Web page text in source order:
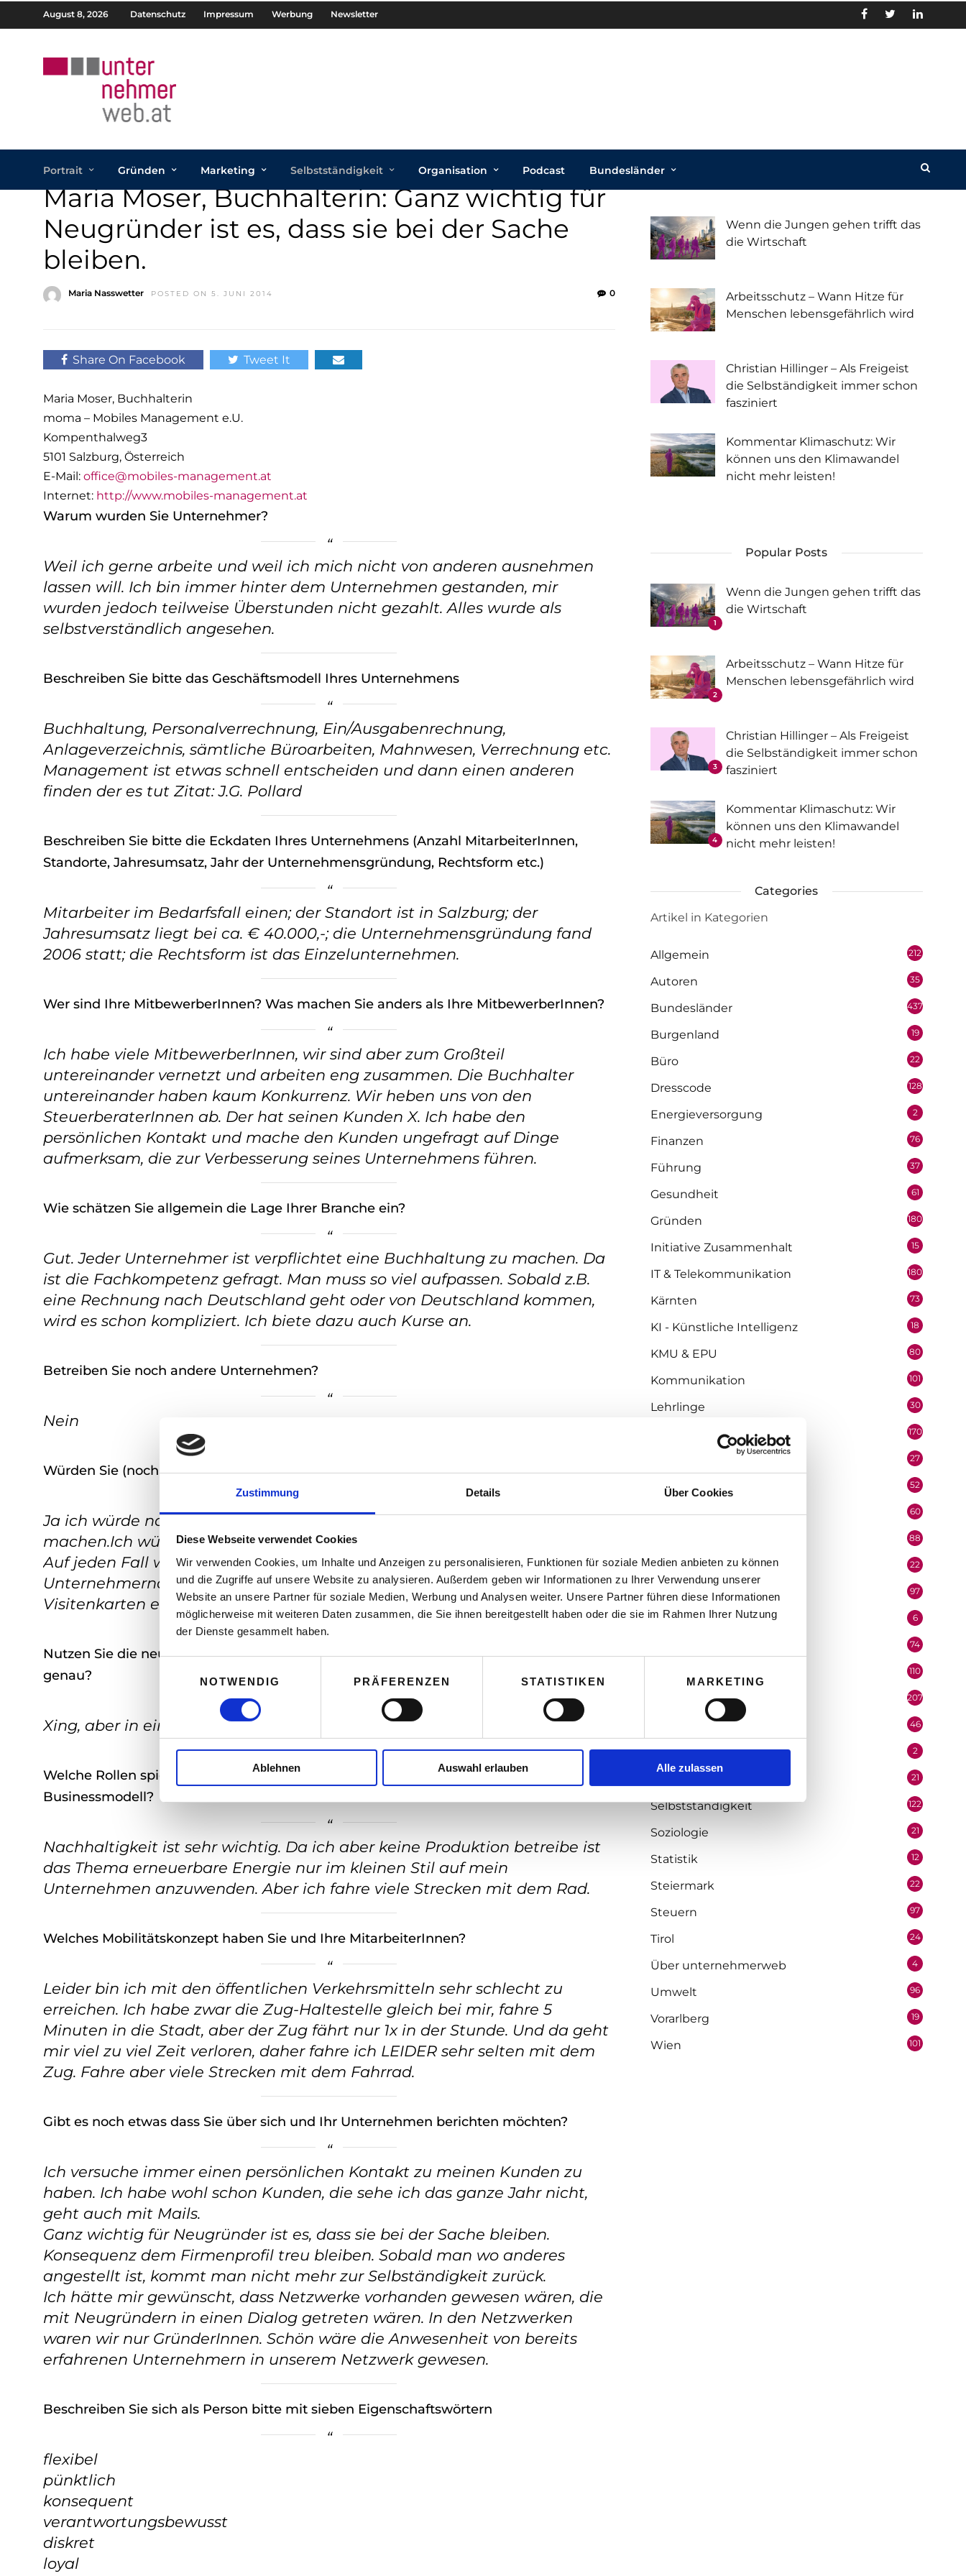
Zustimmung Details Über Cookies
Diese Webseite verwendet Cookies
Wir verwenden Cookies, um Inhalte und Anzeigen zu personalisieren, Funktionen für soziale Medien anbieten zu können
und die Zugriffe auf unsere Website zu analysieren. Außerdem geben wir Informationen zu Ihrer Verwendung unserer
Website an unsere Partner für soziale Medien, Werbung und Analysen weiter. Unsere Partner führen diese Informationen
möglicherweise mit weiteren Daten zusammen, die Sie ihnen bereitgestellt haben oder die sie im Rahmen Ihrer Nutzung
der Dienste gesammelt haben.
g
g
s
a
w
l
NOTWENDIG PRÄFERENZEN STATISTIKEN MARKETING
Ablehnen Auswahl erlauben Alle zulassen
August 8, 2026 Datenschutz Impressum Werbung Newsletter
Portrait Gründen Marketing Selbstständigkeit Organisation Podcast Bundesländer
Maria Moser, Buchhalterin: Ganz wichtig für
Neugründer ist es, dass sie bei der Sache
bleiben.
Maria Nasswetter POSTED ON 5. JUNI 2014 0
Share On Facebook Tweet It
Maria Moser, Buchhalterin
moma – Mobiles Management e.U.
Kompenthalweg3
5101 Salzburg, Österreich
E-Mail: office@mobiles-management.at
Internet: http://www.mobiles-management.at
Warum wurden Sie Unternehmer?
Weil ich gerne arbeite und weil ich mich nicht von anderen ausnehmen
lassen will. Ich bin immer hinter dem Unternehmen gestanden, mir
wurden jedoch teilweise Überstunden nicht gezahlt. Alles wurde als
selbstverständlich angesehen.
Beschreiben Sie bitte das Geschäftsmodell Ihres Unternehmens
Buchhaltung, Personalverrechnung, Ein/Ausgabenrechnung,
Anlageverzeichnis, sämtliche Büroarbeiten, Mahnwesen, Verrechnung etc.
Management ist etwas schnell entscheiden und dann einen anderen
finden der es tut Zitat: J.G. Pollard
Beschreiben Sie bitte die Eckdaten Ihres Unternehmens (Anzahl MitarbeiterInnen,
Standorte, Jahresumsatz, Jahr der Unternehmensgründung, Rechtsform etc.)
Mitarbeiter im Bedarfsfall einen; der Standort ist in Salzburg; der
Jahresumsatz liegt bei ca. € 40.000,-; die Unternehmensgründung fand
2006 statt; die Rechtsform ist das Einzelunternehmen.
Wer sind Ihre MitbewerberInnen? Was machen Sie anders als Ihre MitbewerberInnen?
Ich habe viele MitbewerberInnen, wir sind aber zum Großteil
untereinander vernetzt und arbeiten eng zusammen. Die Buchhalter
untereinander haben kaum Konkurrenz. Wir heben uns von den
SteuerberaterInnen ab. Der hat seinen Kunden X. Ich habe den
persönlichen Kontakt und mache den Kunden ungefragt auf Dinge
aufmerksam, die zur Verbesserung seines Unternehmens führen.
Wie schätzen Sie allgemein die Lage Ihrer Branche ein?
Gut. Jeder Unternehmer ist verpflichtet eine Buchhaltung zu machen. Da
ist die Fachkompetenz gefragt. Man muss so viel aufpassen. Sobald z.B.
eine Rechnung nach Deutschland geht oder von Deutschland kommen,
wird es schon kompliziert. Ich biete dazu auch Kurse an.
Betreiben Sie noch andere Unternehmen?
Nein
Würden Sie (nochmals) gründen was würden Sie anders machen?
Ja ich würde nochmals gründen. Ich würde nichts gravierend anders
machen.Ich würde verstärkt die vorhandene Netzwerke nützen.
Auf jeden Fall würde ich mir mehr Zeit bei der Auswahl des
Unternehmernamens nehmen. Auch für die Geschäftssorten, also Logo,
Visitenkarten etc. würde ich mit mehr Muse vorgehen.
Nutzen Sie die neuen Medien (Facebook, Twitter, Xing, Instagram etc.)? Wenn ja, wie
genau?
Xing, aber in einem sehr geringen Ausmaß
Welche Rollen spielen Nachhaltigkeit und erneuerbare Energie in ihrem
Businessmodell?
Nachhaltigkeit ist sehr wichtig. Da ich aber keine Produktion betreibe ist
das Thema erneuerbare Energie nur im kleinen Stil auf mein
Unternehmen anzuwenden. Aber ich fahre viele Strecken mit dem Rad.
Welches Mobilitätskonzept haben Sie und Ihre MitarbeiterInnen?
Leider bin ich mit den öffentlichen Verkehrsmitteln sehr schlecht zu
erreichen. Ich habe zwar die Zug-Haltestelle gleich bei mir, fahre 5
Minuten in die Stadt, aber der Zug fährt nur 1x in der Stunde. Und da geht
mir viel zu viel Zeit verloren, daher fahre ich LEIDER sehr selten mit dem
Zug. Fahre aber viele Strecken mit dem Fahrrad.
Gibt es noch etwas dass Sie über sich und Ihr Unternehmen berichten möchten?
Ich versuche immer einen persönlichen Kontakt zu meinen Kunden zu
haben. Ich habe wohl schon Kunden, die sehe ich das ganze Jahr nicht,
geht auch mit Mails.
Ganz wichtig für Neugründer ist es, dass sie bei der Sache bleiben.
Konsequenz dem Firmenprofil treu bleiben. Sobald man wo anderes
angestellt ist, kommt man nicht mehr zur Selbständigkeit zurück.
Ich hätte mir gewünscht, dass Netzwerke vorhanden gewesen wären, die
mit Neugründern in einen Dialog getreten wären. In den Netzwerken
waren wir nur GründerInnen. Schön wäre die Anwesenheit von bereits
erfahrenen Unternehmern in unserem Netzwerk gewesen.
Beschreiben Sie sich als Person bitte mit sieben Eigenschaftswörtern
flexibel
pünktlich
konsequent
verantwortungsbewusst
diskret
loyal
Wenn die Jungen gehen trifft das
die Wirtschaft
Arbeitsschutz – Wann Hitze für
Menschen lebensgefährlich wird
Christian Hillinger – Als Freigeist
die Selbständigkeit immer schon
fasziniert
Kommentar Klimaschutz: Wir
können uns den Klimawandel
nicht mehr leisten!
Popular Posts
1
Wenn die Jungen gehen trifft das
die Wirtschaft
2
Arbeitsschutz – Wann Hitze für
Menschen lebensgefährlich wird
3
Christian Hillinger – Als Freigeist
die Selbständigkeit immer schon
fasziniert
4
Kommentar Klimaschutz: Wir
können uns den Klimawandel
nicht mehr leisten!
Categories
Artikel in Kategorien
Allgemein 212
Autoren 35
Bundesländer 437
Burgenland 19
Büro 22
Dresscode 128
Energieversorgung 2
Finanzen 76
Führung 37
Gesundheit 61
Gründen 180
Initiative Zusammenhalt 15
IT & Telekommunikation 180
Kärnten 73
KI - Künstliche Intelligenz 18
KMU & EPU 80
Kommunikation 101
Lehrlinge 30
170
27
Mitarbeiter 52
Mobilität & Logistik 60
88
Oberösterreich 22
Organisation 97
Performer 6
74
110
207
46
Redaktion 2
21
Selbstständigkeit 122
Soziologie 21
Statistik 12
Steiermark 22
Steuern 97
Tirol 24
Über unternehmerweb 4
Umwelt 96
Vorarlberg 19
Wien 101